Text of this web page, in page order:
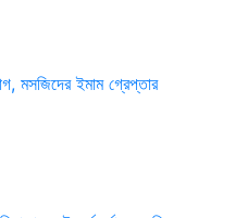
মসজিদের ইমাম গ্রেপ্তার